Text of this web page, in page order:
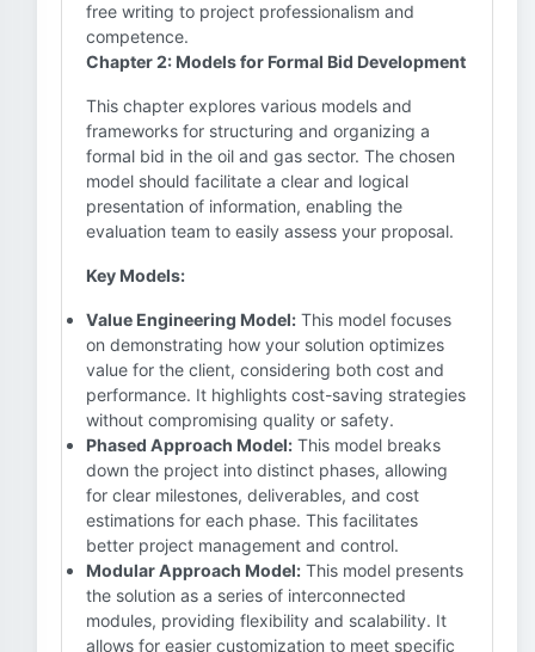
free writing to project professionalism and
competence.
Chapter 2: Models for Formal Bid Development
This chapter explores various models and
frameworks for structuring and organizing a
formal bid in the oil and gas sector. The chosen
model should facilitate a clear and logical
presentation of information, enabling the
evaluation team to easily assess your proposal.
Key Models:
Value Engineering Model: This model focuses
on demonstrating how your solution optimizes
value for the client, considering both cost and
performance. It highlights cost-saving strategies
without compromising quality or safety.
Phased Approach Model: This model breaks
down the project into distinct phases, allowing
for clear milestones, deliverables, and cost
estimations for each phase. This facilitates
better project management and control.
Modular Approach Model: This model presents
the solution as a series of interconnected
modules, providing flexibility and scalability. It
allows for easier customization to meet specific